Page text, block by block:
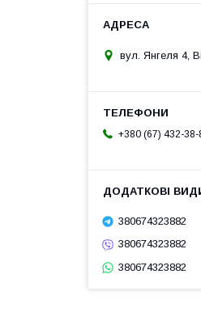
вул. Янгеля 4,
+380 (67) 432-38-
380674323882
380674323882
380674323882